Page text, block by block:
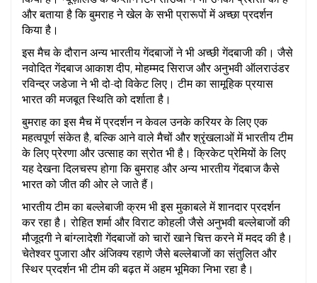
और बताया है कि बुमराह ने खेल के सभी प्रारूपों में अच्छा प्रदर्शन
किया है।
इस मैच के दौरान अन्य भारतीय गेंदबाजों ने भी अच्छी गेंदबाजी की। जैसे
नवोदित गेंदबाज आकाश दीप, मोहम्मद सिराज और अनुभवी ऑलराउंडर
रविन्द्र जडेजा ने भी दो-दो विकेट लिए। टीम का सामूहिक प्रयास
भारत की मजबूत स्थिति को दर्शाता है।
बुमराह का इस मैच में प्रदर्शन न केवल उनके करियर के लिए एक
महत्वपूर्ण संकेत है, बल्कि आने वाले मैचों और श्रृंखलाओं में भारतीय टीम
के लिए प्रेरणा और उत्साह का स्रोत भी है। क्रिकेट प्रेमियों के लिए
यह देखना दिलचस्प होगा कि बुमराह और अन्य भारतीय गेंदबाज कैसे
भारत को जीत की ओर ले जाते हैं।
भारतीय टीम का बल्लेबाजी क्रम भी इस मुकाबले में शानदार प्रदर्शन
कर रहा है। रोहित शर्मा और विराट कोहली जैसे अनुभवी बल्लेबाजों की
मौजूदगी ने बांग्लादेशी गेंदबाजों को चारों खाने चित्त करने में मदद की है।
चेतेश्वर पुजारा और अंजिक्य रहाणे जैसे बल्लेबाजों का संतुलित और
स्थिर प्रदर्शन भी टीम की बढ़त में अहम भूमिका निभा रहा है।